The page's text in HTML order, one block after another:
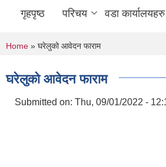
गृहपृष्ठ परिचय वडा कार्यालयहरु
You are here
Home » घरेलुको आवेदन फाराम
घरेलुको आवेदन फाराम
Submitted on: Thu, 09/01/2022 -